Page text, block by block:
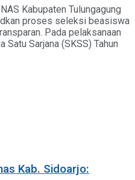
Kabupaten Tulungagung
proses seleksi beasiswa
Pada pelaksanaan
Sarjana (SKSS) Tahun
Kab. Sidoarjo: